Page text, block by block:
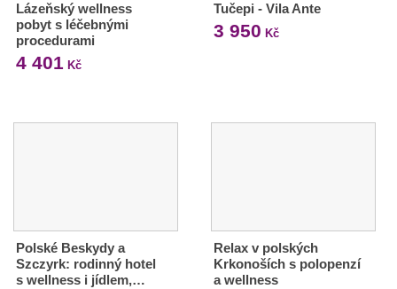
Lázeňský wellness
pobyt s léčebnými
procedurami
4 401 Kč
Tučepi - Vila Ante
3 950 Kč
Polské Beskydy a
Szczyrk: rodinný hotel
s wellness i jídlem,…
Relax v polských
Krkonoších s polopenzí
a wellness